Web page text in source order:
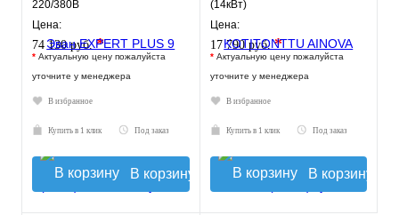
220/380В
Цена:
74 130 руб.*
* Актуальную цену пожалуйста
уточните у менеджера
В избранное
Купить в 1 клик Под заказ
В корзину
(14кВт)
Цена:
17 790 руб.*
* Актуальную цену пожалуйста
уточните у менеджера
В избранное
Купить в 1 клик Под заказ
В корзину